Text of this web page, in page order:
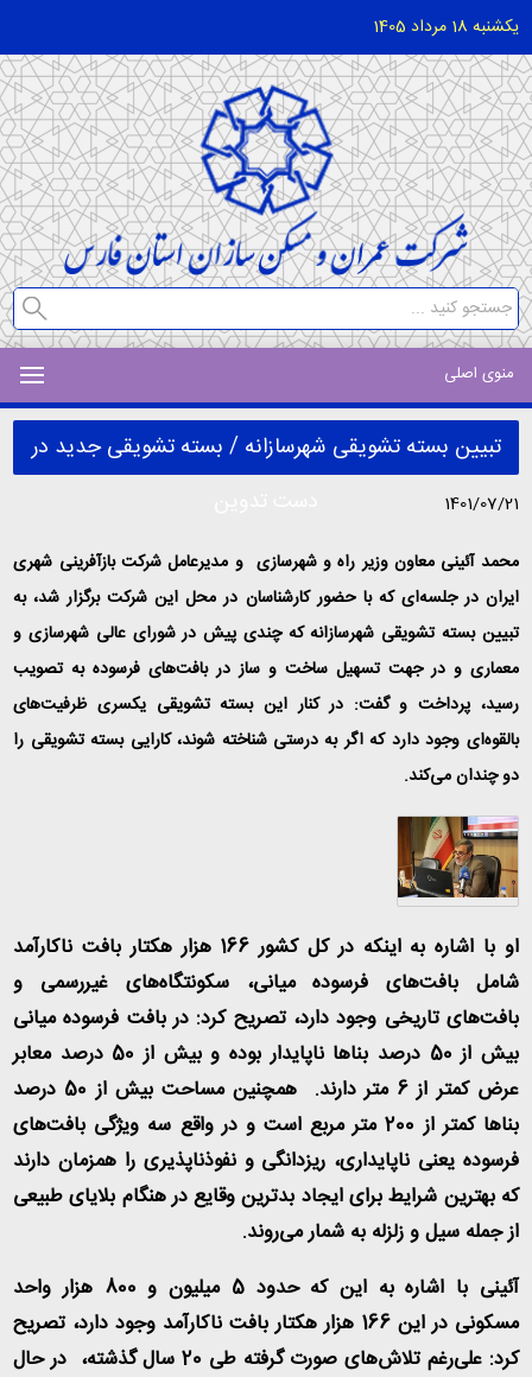
یکشنبه 18 مرداد 1405
منوی اصلی
تبیین بسته تشویقی شهرسازانه / بسته تشویقی جدید در
1401/07/21
محمد آئینی معاون وزیر راه و شهرسازی و مدیرعامل شرکت بازآفرینی شهری
ایران در جلسه‌ای که با حضور کارشناسان در محل این شرکت برگزار شد، به
تبیین بسته تشویقی شهرسازانه که چندی پیش در شورای عالی شهرسازی و
معماری و در جهت تسهیل ساخت و ساز در بافت‌های فرسوده به تصویب
رسید، پرداخت و گفت: در کنار این بسته تشویقی یکسری ظرفیت‌های
بالقوه‌ای وجود دارد که اگر به درستی شناخته شوند، کارایی بسته تشویقی را
دو چندان می‌کند.
او با اشاره به اینکه در کل کشور 166 هزار هکتار بافت ناکارآمد
شامل بافت‌های فرسوده میانی، سکونتگاه‌های غیررسمی و
بافت‌های تاریخی وجود دارد، تصریح کرد: در بافت فرسوده میانی
بیش از 50 درصد بناها ناپایدار بوده و بیش از 50 درصد معابر
عرض کمتر از 6 متر دارند. همچنین مساحت بیش از 50 درصد
بناها کمتر از 200 متر مربع است و در واقع سه ویژگی بافت‌های
فرسوده یعنی ناپایداری، ریزدانگی و نفوذناپذیری را همزمان دارند
که بهترین شرایط برای ایجاد بدترین وقایع در هنگام بلایای طبیعی
از جمله سیل و زلزله به شمار می‌روند.
آئینی با اشاره به این که حدود 5 میلیون و 800 هزار واحد
مسکونی در این 166 هزار هکتار بافت ناکارآمد وجود دارد، تصریح
کرد: علی‌رغم تلاش‌های صورت گرفته طی 20 سال گذشته، در حال